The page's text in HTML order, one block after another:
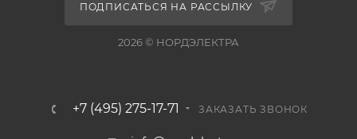
ПОДПИСАТЬСЯ НА РАССЫЛКУ
2026 © НОРДЭЛЕКТРА
+7 (495) 275-17-71 ЗАКАЗАТЬ ЗВОНОК